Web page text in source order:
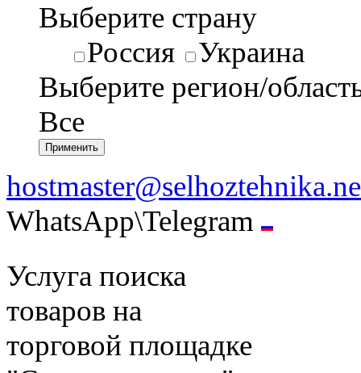
Выберите страну
Россия
Украина
Выберите регион/
Все
WhatsApp\Telegram
Услуга поиска
товаров на
торговой площадке